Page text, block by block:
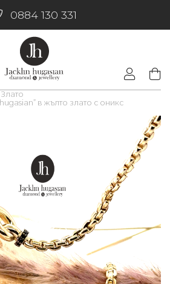
0884 130 331
Злато
в жълто злато с оникс